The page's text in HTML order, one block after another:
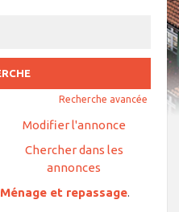
Recherche avancée
Modifier l'annonce
Chercher dans les
annonces
Ménage et repassage.